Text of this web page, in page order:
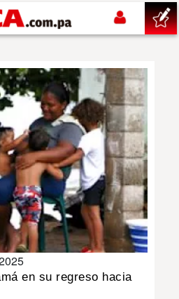
en su regreso hacia